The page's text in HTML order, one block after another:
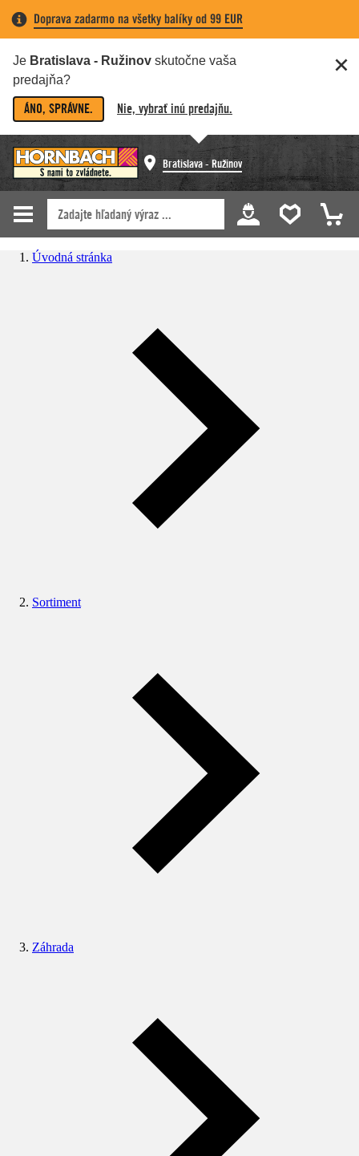
Doprava zadarmo na všetky balíky od 99 EUR
Je Bratislava - Ružinov skutočne vaša
predajňa?
ÁNO, SPRÁVNE. Nie, vybrať inú predajňu.
Bratislava - Ružinov
Úvodná stránka
Sortiment
Záhrada